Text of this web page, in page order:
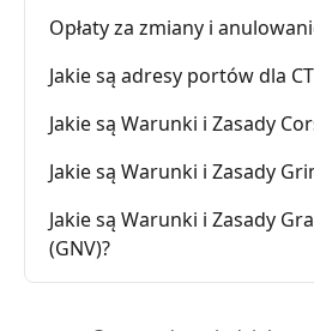
Opłaty za zmiany i
Jakie są adresy portów dla
Jakie są Warunki i Zasady
Jakie są Warunki i Zasady
Jakie są Warunki i Zasady
(GNV)?